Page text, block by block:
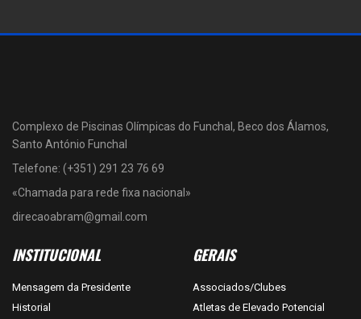
Complexo de Piscinas Olímpicas do Funchal, Beco dos Álamos,
Santo António Funchal
Telefone: (+351) 291 23 76 69
«Chamada para rede fixa nacional»
direcaoabram@gmail.com
INSTITUCIONAL
Mensagem da Presidente
Historial
GERAIS
Associados/Clubes
Atletas de Elevado Potencial